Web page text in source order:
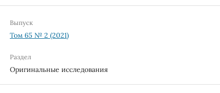
Выпуск
Том 65 № 2 (2021)
Раздел
Оригинальные исследования